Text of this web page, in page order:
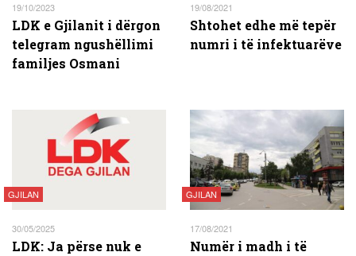
19/10/2023
LDK e Gjilanit i dërgon
telegram ngushëllimi
familjes Osmani
19/08/2021
Shtohet edhe më tepër
numri i të infektuarëve
GJILAN
30/05/2025
LDK: Ja përse nuk e
GJILAN
17/08/2021
Numër i madh i të